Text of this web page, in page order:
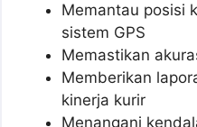
Memantau posisi
sistem GPS
Memastikan
Memberikan
kinerja kurir
Menangani